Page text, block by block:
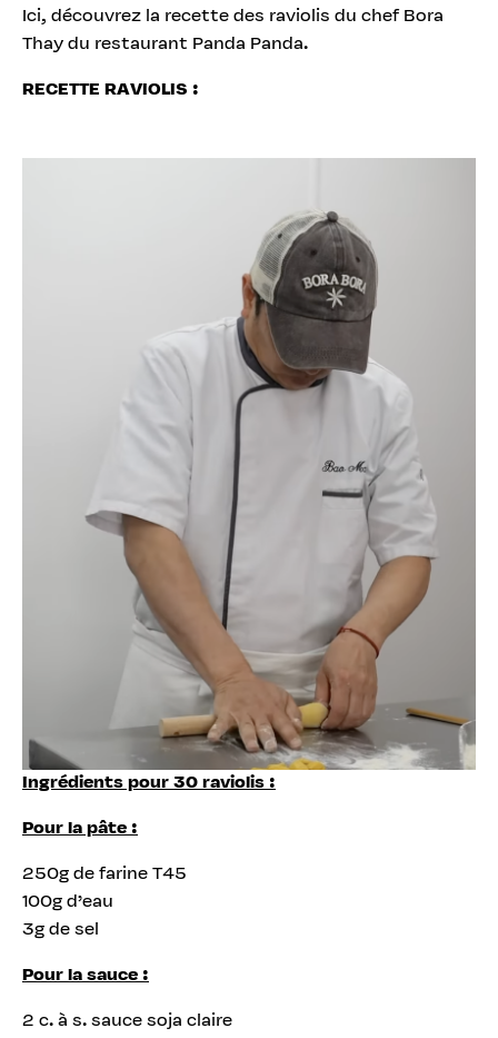
Ici, découvrez la recette des raviolis du chef Bora
Thay du restaurant Panda Panda.
RECETTE RAVIOLIS :
Ingrédients pour 30 raviolis :
Pour la pâte :
250g de farine T45
100g d’eau
3g de sel
Pour la sauce :
2 c. à s. sauce soja claire